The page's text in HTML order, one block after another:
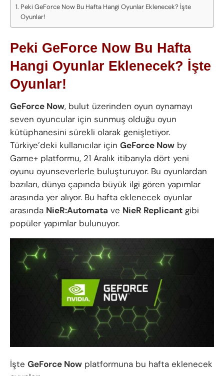
Peki GeForce Now Bu Hafta Hangi Oyunlar Eklenecek? İşte
Oyunlar!
Peki GeForce Now Bu Hafta
Hangi Oyunlar Eklenecek? İşte
Oyunlar!
GeForce Now, bulut üzerinden oyun oynamayı
seven oyuncular için sunmuş olduğu oyun
kütüphanesini sürekli olarak genişletiyor.
Türkiye’deki kullanıcılar için GeForce Now by
Game+ platformu, 21 Aralık itibarıyla dört yeni
oyunu oyunseverlerle buluşturuyor. Bu oyunlardan
bazıları, dünya çapında büyük ilgi gören yapımlar
arasında yer alıyor. Bu hafta eklenecek oyunlar
arasında NieR:Automata ve NieR Replicant gibi
popüler yapımlar bulunuyor.
İşte GeForce Now platformuna bu hafta eklenecek